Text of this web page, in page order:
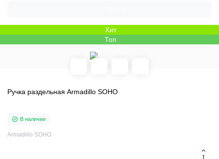
Хит
Топ
Ручка раздельная Armadillo SOHO
В наличии
Armadillo SOHO